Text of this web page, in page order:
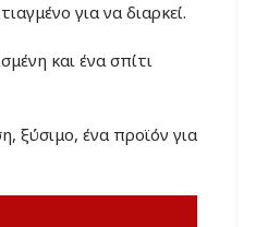
για να διαρκεί.
και ένα σπίτι
ξύσιμο, ένα προϊόν για